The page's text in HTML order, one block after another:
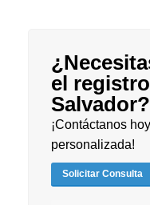
el
Salvador?
¡Contáctanos
personalizada!
Solicitar Consulta